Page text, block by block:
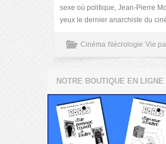
sexe où politique, Jean-Pierre
yeux le dernier anarchiste du
Cinéma Nécrologie Vie
NOTRE BOUTIQUE EN LIGNE